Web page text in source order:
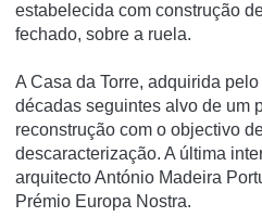
estabelecida com construção
fechado, sobre a ruela.
A Casa da Torre, adquirida
décadas seguintes alvo de um
reconstrução com o objectivo
descaracterização. A última
arquitecto António Madeira
Prémio Europa Nostra.